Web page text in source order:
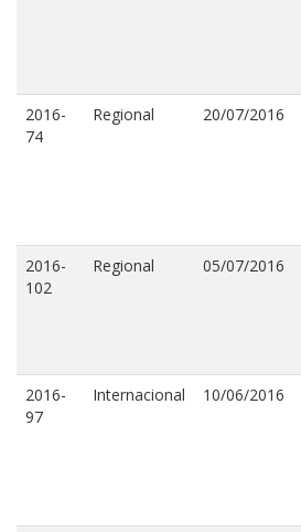
2016-
74
Regional 20/07/2016
2016-
102
Regional 05/07/2016
2016-
97
Internacional 10/06/2016